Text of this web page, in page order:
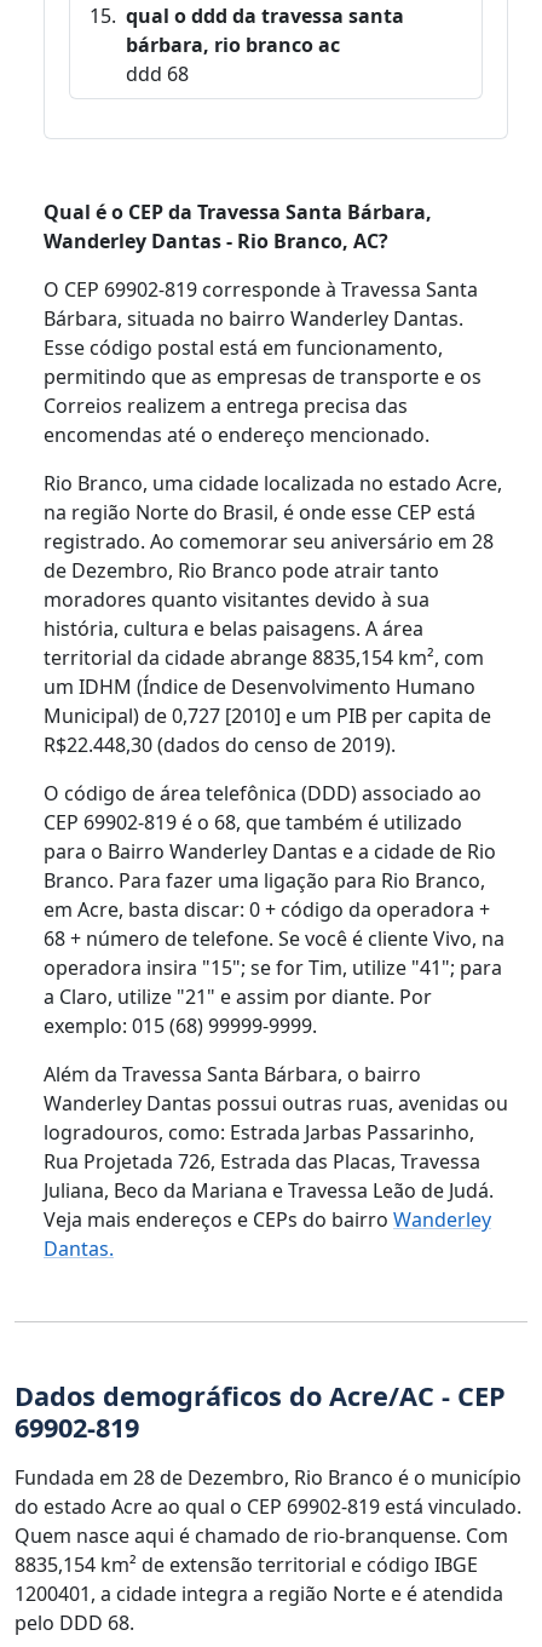
qual o ddd da travessa santa
bárbara, rio branco ac
ddd 68
Qual é o CEP da Travessa Santa Bárbara,
Wanderley Dantas - Rio Branco, AC?
O CEP 69902-819 corresponde à Travessa Santa
Bárbara, situada no bairro Wanderley Dantas.
Esse código postal está em funcionamento,
permitindo que as empresas de transporte e os
Correios realizem a entrega precisa das
encomendas até o endereço mencionado.
Rio Branco, uma cidade localizada no estado Acre,
na região Norte do Brasil, é onde esse CEP está
registrado. Ao comemorar seu aniversário em 28
de Dezembro, Rio Branco pode atrair tanto
moradores quanto visitantes devido à sua
história, cultura e belas paisagens. A área
territorial da cidade abrange 8835,154 km², com
um IDHM (Índice de Desenvolvimento Humano
Municipal) de 0,727 [2010] e um PIB per capita de
R$22.448,30 (dados do censo de 2019).
O código de área telefônica (DDD) associado ao
CEP 69902-819 é o 68, que também é utilizado
para o Bairro Wanderley Dantas e a cidade de Rio
Branco. Para fazer uma ligação para Rio Branco,
em Acre, basta discar: 0 + código da operadora +
68 + número de telefone. Se você é cliente Vivo, na
operadora insira "15"; se for Tim, utilize "41"; para
a Claro, utilize "21" e assim por diante. Por
exemplo: 015 (68) 99999-9999.
Além da Travessa Santa Bárbara, o bairro
Wanderley Dantas possui outras ruas, avenidas ou
logradouros, como: Estrada Jarbas Passarinho,
Rua Projetada 726, Estrada das Placas, Travessa
Juliana, Beco da Mariana e Travessa Leão de Judá.
Veja mais endereços e CEPs do bairro Wanderley
Dantas.
Dados demográficos do Acre/AC - CEP
69902-819
Fundada em 28 de Dezembro, Rio Branco é o município
do estado Acre ao qual o CEP 69902-819 está vinculado.
Quem nasce aqui é chamado de rio-branquense. Com
8835,154 km² de extensão territorial e código IBGE
1200401, a cidade integra a região Norte e é atendida
pelo DDD 68.